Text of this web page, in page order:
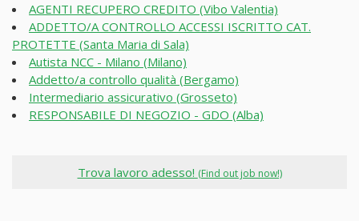
AGENTI RECUPERO CREDITO (Vibo Valentia)
ADDETTO/A CONTROLLO ACCESSI ISCRITTO CAT.
PROTETTE (Santa Maria di Sala)
Autista NCC - Milano (Milano)
Addetto/a controllo qualità (Bergamo)
Intermediario assicurativo (Grosseto)
RESPONSABILE DI NEGOZIO - GDO (Alba)
Trova lavoro adesso! (Find out job now!)